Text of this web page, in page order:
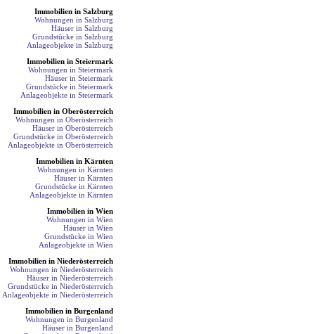
Immobilien in Salzburg
Wohnungen in Salzburg
Häuser in Salzburg
Grundstücke in Salzburg
Anlageobjekte in Salzburg
Immobilien in Steiermark
Wohnungen in Steiermark
Häuser in Steiermark
Grundstücke in Steiermark
Anlageobjekte in Steiermark
Immobilien in Oberösterreich
Wohnungen in Oberösterreich
Häuser in Oberösterreich
Grundstücke in Oberösterreich
Anlageobjekte in Oberösterreich
Immobilien in Kärnten
Wohnungen in Kärnten
Häuser in Kärnten
Grundstücke in Kärnten
Anlageobjekte in Kärnten
Immobilien in Wien
Wohnungen in Wien
Häuser in Wien
Grundstücke in Wien
Anlageobjekte in Wien
Immobilien in Niederösterreich
Wohnungen in Niederösterreich
Häuser in Niederösterreich
Grundstücke in Niederösterreich
Anlageobjekte in Niederösterreich
Immobilien in Burgenland
Wohnungen in Burgenland
Häuser in Burgenland